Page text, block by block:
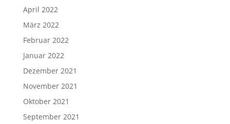
September 2021
August 2021
Juli 2021
Juni 2021
Mai 2021
April 2021
März 2021
Februar 2021